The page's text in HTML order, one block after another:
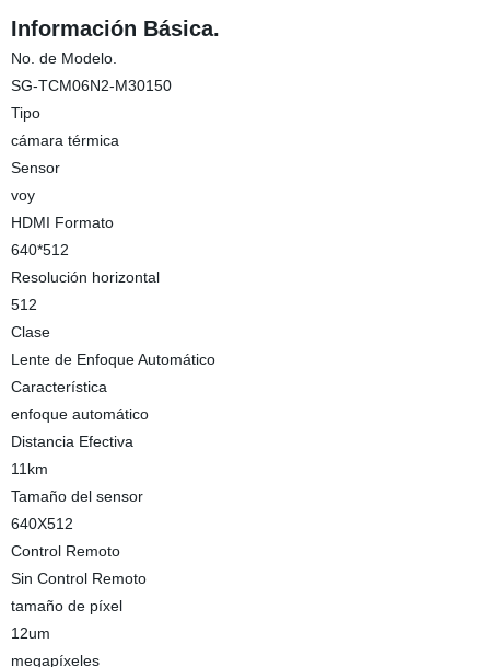
Información Básica.
No. de Modelo.
SG-TCM06N2-M30150
Tipo
cámara térmica
Sensor
voy
HDMI Formato
640*512
Resolución horizontal
512
Clase
Lente de Enfoque Automático
Característica
enfoque automático
Distancia Efectiva
11km
Tamaño del sensor
640X512
Control Remoto
Sin Control Remoto
tamaño de píxel
12um
megapíxeles